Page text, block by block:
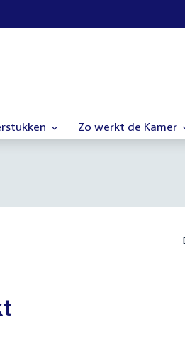
Zo werkt de Kamer